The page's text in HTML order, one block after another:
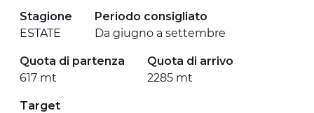
Stagione
ESTATE
Periodo consigliato
Da giugno a settembre
Quota di partenza
617 mt
Quota di arrivo
2285 mt
Target